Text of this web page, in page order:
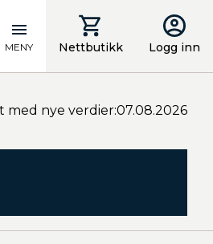
MENY Nettbutikk Logg inn
med nye verdier:07.08.2026